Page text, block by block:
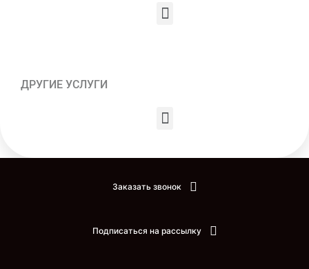
Menu
ДРУГИЕ УСЛУГИ
Menu
Заказать звонок
Подписаться на рассылку